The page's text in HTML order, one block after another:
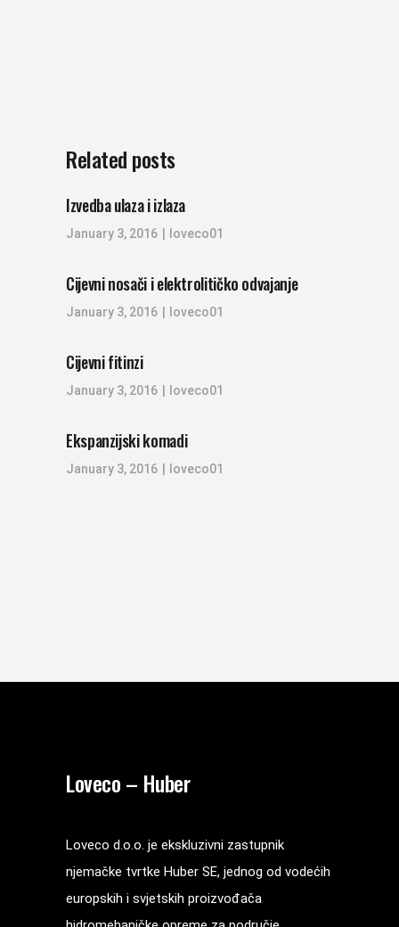
Related posts
Izvedba ulaza i izlaza
January 3, 2016 loveco01
Cijevni nosači i elektrolitičko odvajanje
January 3, 2016 loveco01
Cijevni fitinzi
January 3, 2016 loveco01
Ekspanzijski komadi
January 3, 2016 loveco01
Loveco – Huber
Loveco d.o.o. je ekskluzivni zastupnik
njemačke tvrtke Huber SE, jednog od vodećih
europskih i svjetskih proizvođača